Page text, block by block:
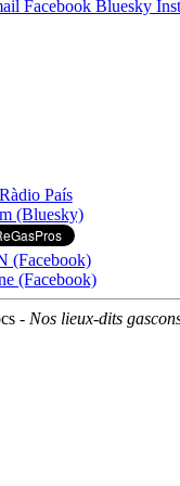
País
(Bluesky)
(Facebook)
(Facebook)
- Nos lieux-dits